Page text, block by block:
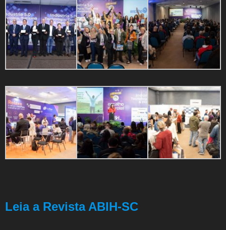
Leia a Revista ABIH-SC